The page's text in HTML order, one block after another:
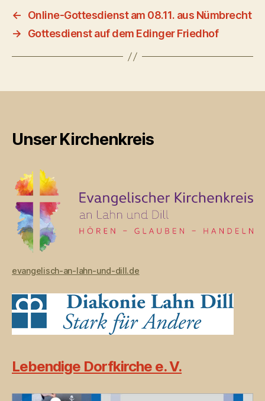
←
Online-Gottesdienst am 08.11. aus Nümbrecht
→
Gottesdienst auf dem Edinger Friedhof
Unser Kirchenkreis
evangelisch-an-lahn-und-dill.de
Lebendige Dorfkirche e. V.